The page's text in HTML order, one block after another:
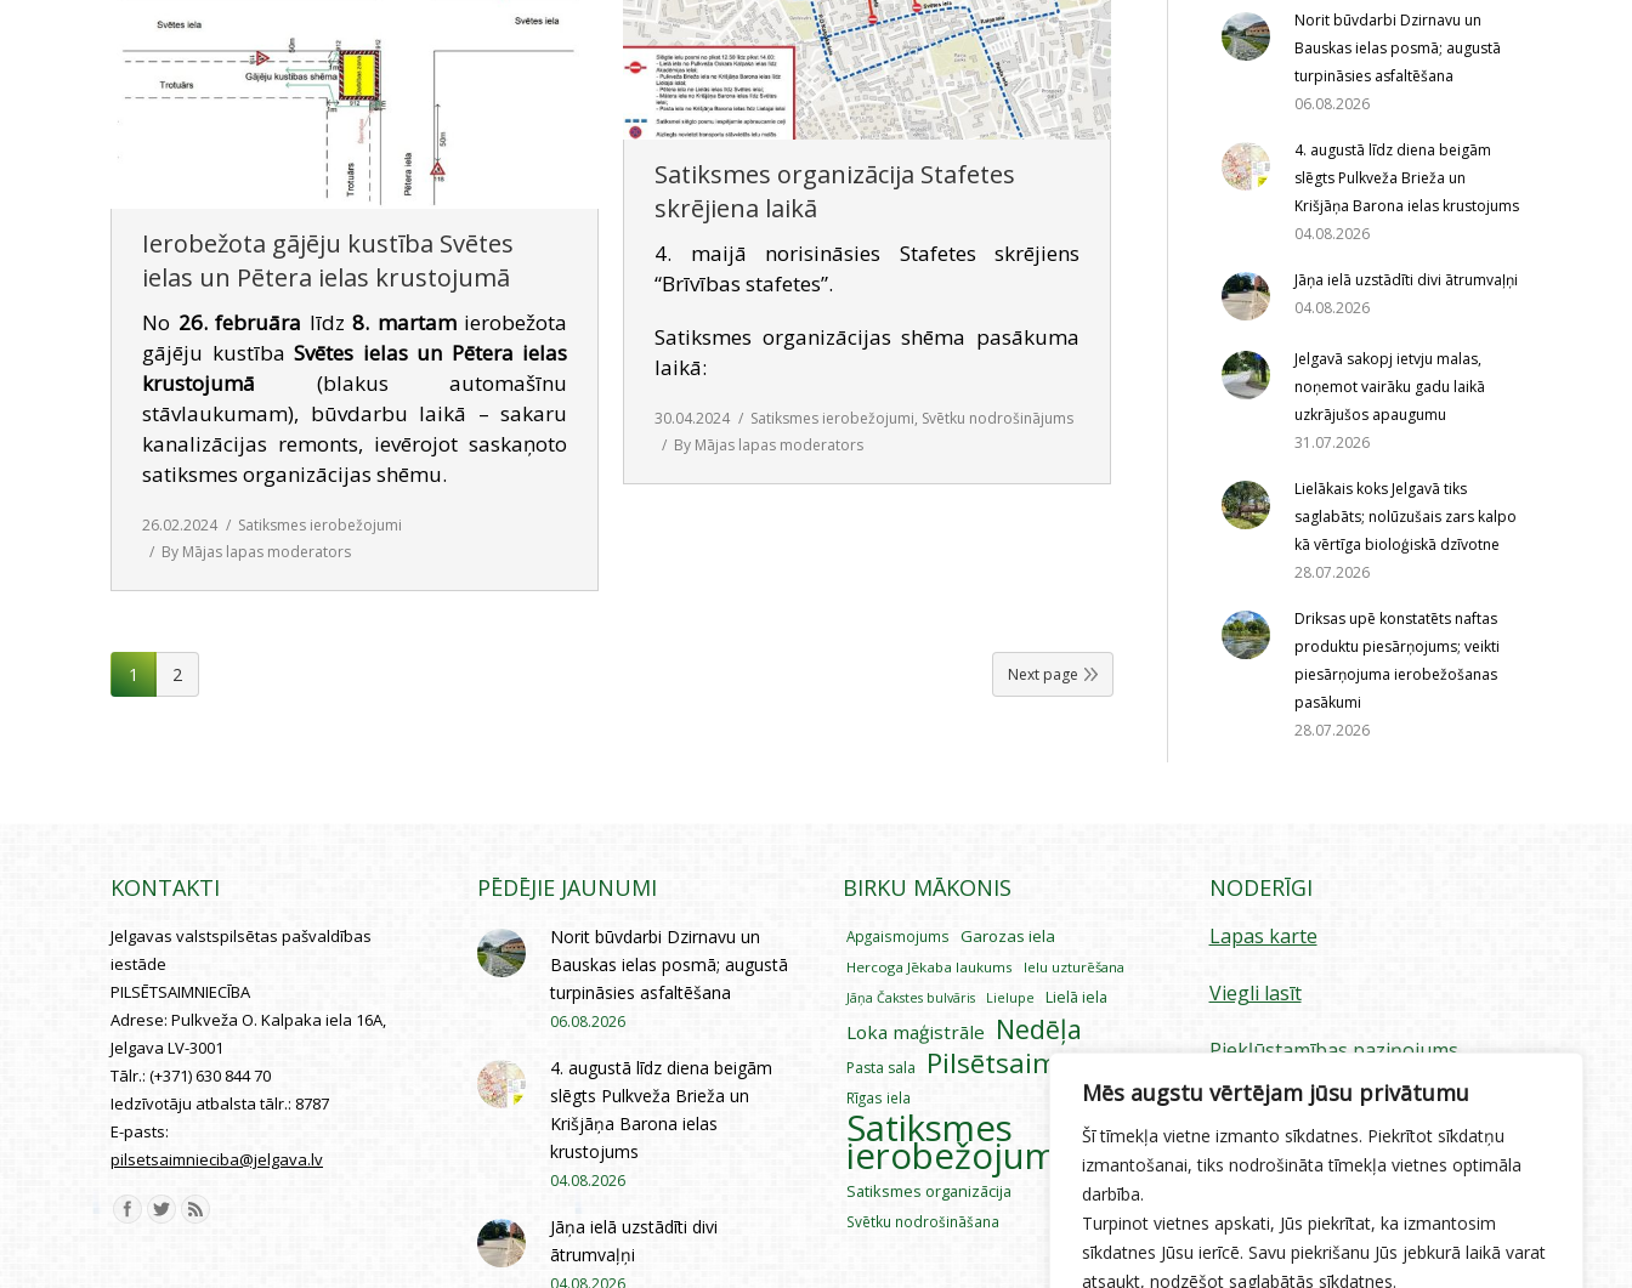
Mēs augstu vērtējam jūsu privātumu
Šī tīmekļa vietne izmanto sīkdatnes. Piekrītot sīkdatņu
izmantošanai, tiks nodrošināta tīmekļa vietnes optimāla
darbība.
Turpinot vietnes apskati, Jūs piekrītat, ka izmantosim
sīkdatnes Jūsu ierīcē. Savu piekrišanu Jūs jebkurā laikā varat
atsaukt, nodzēšot saglabātās sīkdatnes.
Satiksmes organizācija Stafetes
skrējiena laikā
4. maijā norisināsies Stafetes skrējiens
“Brīvības stafetes”.
Satiksmes organizācijas shēma pasākuma
laikā:
30.04.2024 Satiksmes ierobežojumi, Svētku nodrošinājums
By Mājas lapas moderators
Ierobežota gājēju kustība Svētes
ielas un Pētera ielas krustojumā
No 26. februāra līdz 8. martamierobežota
gājēju kustība Svētes ielas un Pētera ielas
krustojumā (blakus automašīnu
stāvlaukumam), būvdarbu laikā – sakaru
kanalizācijas remonts, ievērojot saskaņoto
satiksmes organizācijas shēmu.
26.02.2024
Satiksmes ierobežojumi
By Mājas lapas moderators
1 2 Next page
Norit būvdarbi Dzirnavu un
Bauskas ielas posmā; augustā
turpināsies asfaltēšana
06.08.2026
4. augustā līdz diena beigām
slēgts Pulkveža Brieža un
Krišjāņa Barona ielas krustojums
04.08.2026
Jāņa ielā uzstādīti divi ātrumvaļņi
04.08.2026
Jelgavā sakopj ietvju malas,
noņemot vairāku gadu laikā
uzkrājušos apaugumu
31.07.2026
Lielākais koks Jelgavā tiks
saglabāts; nolūzušais zars kalpo
kā vērtīga bioloģiskā dzīvotne
28.07.2026
Driksas upē konstatēts naftas
produktu piesārņojums; veikti
piesārņojuma ierobežošanas
pasākumi
28.07.2026
KONTAKTI
Jelgavas valstspilsētas pašvaldības
iestāde
PILSĒTSAIMNIECĪBA
Adrese: Pulkveža O. Kalpaka iela 16A,
Jelgava LV-3001
Tālr.: (+371) 630 844 70
Iedzīvotāju atbalsta tālr.: 8787
E-pasts:
pilsetsaimnieciba@jelgava.lv
Find us on:
PĒDĒJIE JAUNUMI
Norit būvdarbi Dzirnavu un
Bauskas ielas posmā; augustā
turpināsies asfaltēšana
06.08.2026
4. augustā līdz diena beigām
slēgts Pulkveža Brieža un
Krišjāņa Barona ielas
krustojums
04.08.2026
Jāņa ielā uzstādīti divi
ātrumvaļņi
04.08.2026
BIRKU MĀKONIS
Apgaismojums Garozas iela
Hercoga Jēkaba laukums Ielu uzturēšana
Jāņa Čakstes bulvāris Lielupe Lielā iela
Loka maģistrāle Nedēļa
Pasta sala Pilsētsaimniecība
Rīgas iela
Satiksmes
ierobežojumi
Satiksmes organizācija
Svētku nodrošināšana
NODERĪGI
Lapas karte
Viegli lasīt
Piekļūstamības paziņojums
Sīkdatņu izmantošana
Privātuma politika
Ētikas kodekss